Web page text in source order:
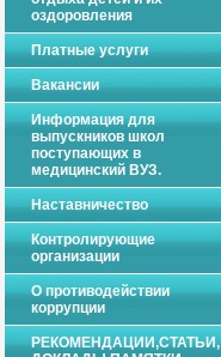
оздоровления
Платные услуги
Вакансии
Информация для
выпускников школ
поступающих в
медицинский ВУЗ.
Наставничество
Контролирующие
организации
О противодействии
коррупции
РЕКОМЕНДАЦИИ,СТАТЬИ,